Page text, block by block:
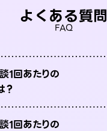
よくある質問
FAQ
1回あたりの
？
1回あたりの